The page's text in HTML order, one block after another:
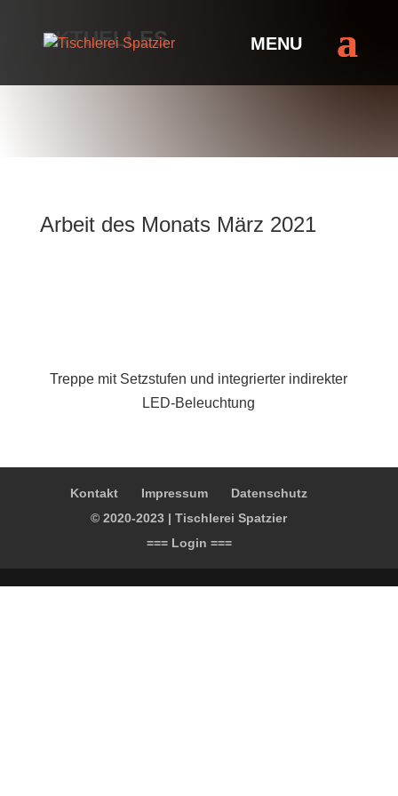
AKTUELLES
Arbeit des Monats März 2021
Treppe mit Setzstufen und integrierter indirekter
LED-Beleuchtung
Kontakt Impressum
Datenschutz
© 2020-2023 | Tischlerei Spatzier
=== Login ===